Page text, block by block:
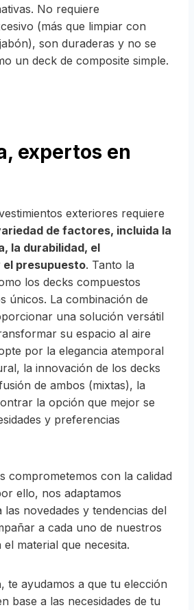
No requiere
(más que limpiar con
son duraderas y no se
un deck de composite simple.
expertos en
exteriores requiere
de factores, incluida la
la durabilidad, el
el presupuesto. Tanto la
los decks compuestos
únicos. La combinación de
una solución versátil
su espacio al aire
por la elegancia atemporal
la innovación de los decks
de ambos (mixtas), la
la opción que mejor se
y preferencias
comprometemos con la calidad
ello, nos adaptamos
novedades y tendencias del
a cada uno de nuestros
material que necesita.
, te ayudamos a que tu elección
base a las necesidades de tu